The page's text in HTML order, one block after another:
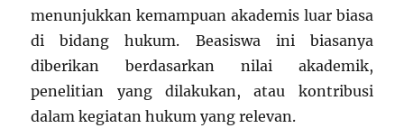
menunjukkan kemampuan akademis luar biasa
di bidang hukum. Beasiswa ini biasanya
diberikan berdasarkan nilai akademik,
penelitian yang dilakukan, atau kontribusi
dalam kegiatan hukum yang relevan.